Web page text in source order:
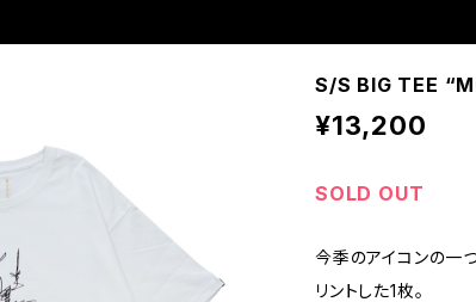
S/S BIG TEE
¥13,200
SOLD OUT
今季のアイコンの一
リントした1枚。